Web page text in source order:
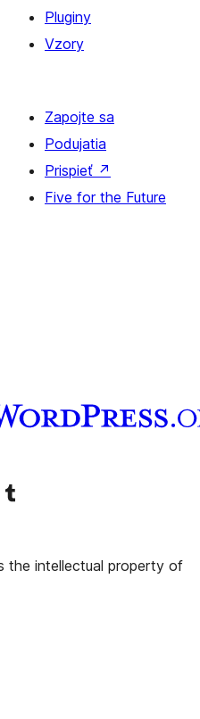
Pluginy
Vzory
Zapojte sa
Podujatia
Prispieť ↗
Five for the Future
TikTokkanál YouTube
Navštívte náš účet na platforme Tumblr
the intellectual property of